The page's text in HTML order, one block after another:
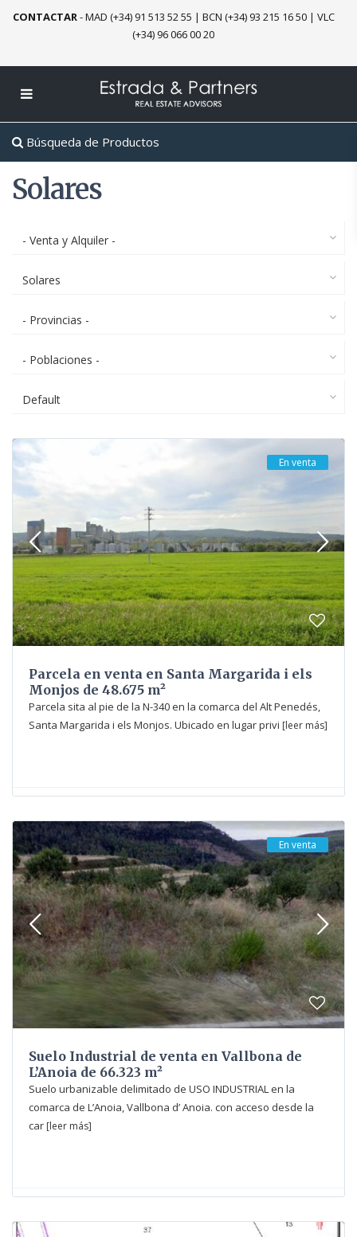
CONTACTAR-MAD (+34) 91 513 52 55 | BCN (+34) 93 215 16 50| VLC
(+34) 96 066 00 20
Búsqueda de Productos
Solares
- Venta y Alquiler -
Solares
- Provincias -
- Poblaciones -
Default
En venta
Parcela en venta en Santa Margarida i els
Monjos de 48.675 m²
Parcela sita al pie de la N-340 en la comarca del Alt Penedés,
Santa Margarida i els Monjos. Ubicado en lugar privi [leer más]
En venta
Suelo Industrial de venta en Vallbona de
L’Anoia de 66.323 m²
Suelo urbanizable delimitado de USO INDUSTRIAL en la
comarca de L’Anoia, Vallbona d’ Anoia. con acceso desde la
car [leer más]